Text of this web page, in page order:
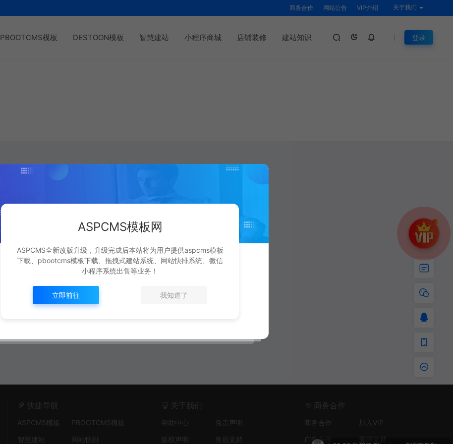
商务合作 网站公告 VIP介绍 关于我们
PBOOTCMS模板 DESTOON模板 智慧建站 小程序商城 店铺装修 建站知识 登录
快捷导航
ASPCMS模板
PBOOTCMS模板
智慧建站
网站快排
关于我们
帮助中心
免责声明
版权声明
售后支持
商务合作
商务合作
加入VIP
广告合作
源码支持
ASPCMS模板网
ASPCMS全新改版升级，升级完成后本站将为用户提供aspcms模板
下载、pbootcms模板下载、拖拽式建站系统、网站快排系统、微信
小程序系统出售等业务！
立即前往 我知道了